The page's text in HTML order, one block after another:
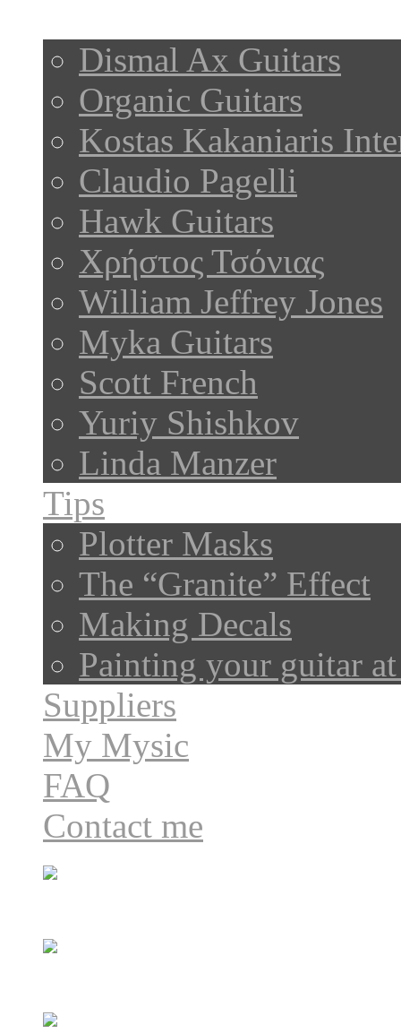
Dismal Ax Guitars
Organic Guitars
Kostas Kakaniaris
Claudio Pagelli
Hawk Guitars
Χρήστος Τσόνιας
William Jeffrey Jones
Myka Guitars
Scott French
Yuriy Shishkov
Linda Manzer
Tips
Plotter Masks
The “Granite” Effect
Making Decals
Painting your guitar
Suppliers
My Mysic
FAQ
Contact me